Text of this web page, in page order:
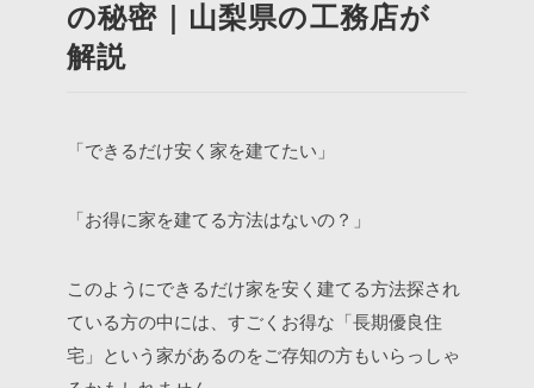
の秘密｜山梨県の工務店が
解説
「できるだけ安く家を建てたい」
「お得に家を建てる方法はないの？」
このようにできるだけ家を安く建てる方法探され
ている方の中には、すごくお得な「長期優良住
宅」という家があるのをご存知の方もいらっしゃ